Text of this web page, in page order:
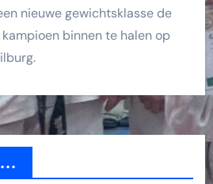
nieuwe gewichtsklasse de
binnen te halen op